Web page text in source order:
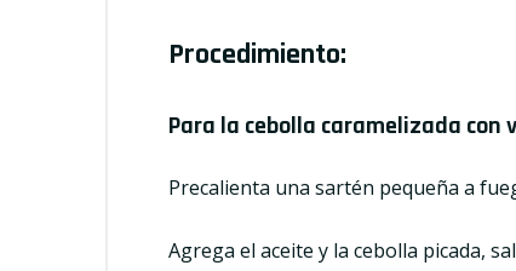
Procedimiento:
Para la cebolla caramelizada con
Precalienta una sartén pequeña a
Agrega el aceite y la cebolla picada,